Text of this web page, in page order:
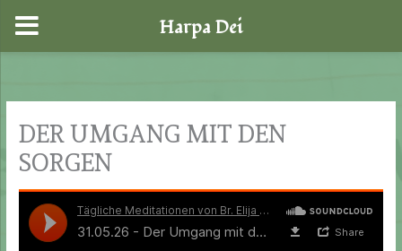
springen
DER UMGANG MIT DEN
SORGEN
Harpa Dei